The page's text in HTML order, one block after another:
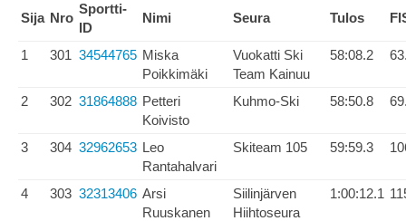
Sija Nro
Sportti-
ID
Nimi Seura Tulos
1 301 34544765 Miska
Poikkimäki
Vuokatti Ski
Team Kainuu
58:08.2
2 302 31864888 Petteri
Koivisto
Kuhmo-Ski 58:50.8
3 304 32962653 Leo
Rantahalvari
Skiteam 105 59:59.3
4 303 32313406 Arsi
Ruuskanen
Siilinjärven
Hiihtoseura
1:00:12.1